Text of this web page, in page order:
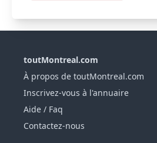
toutMontreal.com
À propos de toutMontreal.com
Inscrivez-vous à l'annuaire
Aide / Faq
Contactez-nous